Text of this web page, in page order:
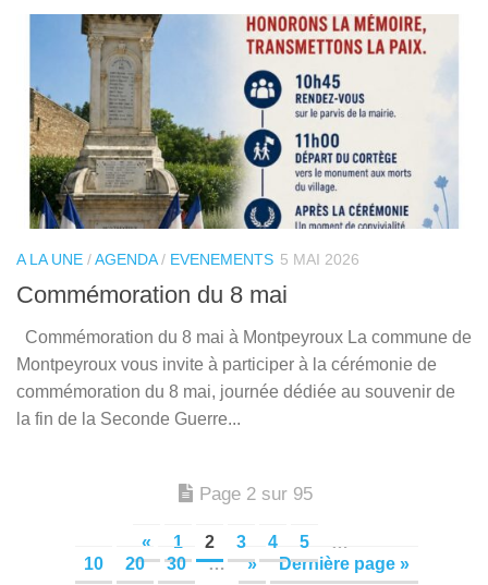
A LA UNE /AGENDA/ EVENEMENTS 5 MAI 2026
Commémoration du 8 mai
Commémoration du 8 mai à Montpeyroux La commune de
Montpeyroux vous invite à participer à la cérémonie de
commémoration du 8 mai, journée dédiée au souvenir de
la fin de la Seconde Guerre...
Page 2 sur 95
« 1 2 3 4 5
10
20 30 … » Dernière page »